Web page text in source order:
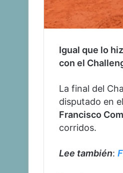
Igual que lo
con el
La final del
disputado en
Francisco
corridos.
Lee también: